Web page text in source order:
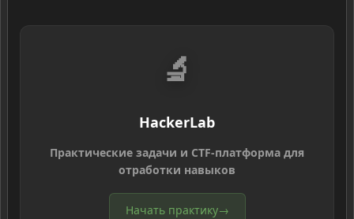
🔬
HackerLab
Практические задачи и CTF-платформа для
отработки навыков
Начать практику→